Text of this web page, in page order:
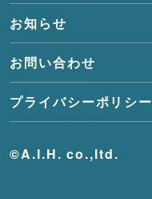
お知らせ
お問い合わせ
プライバシーポリシー
©A.I.H. co.,ltd.